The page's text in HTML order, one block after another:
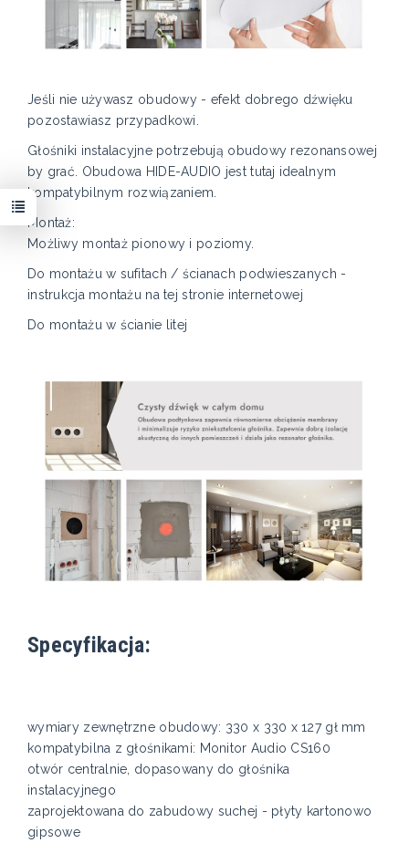
Jeśli nie używasz obudowy - efekt dobrego dźwięku
pozostawiasz przypadkowi.
Głośniki instalacyjne potrzebują obudowy rezonansowej
by grać. Obudowa HIDE-AUDIO jest tutaj idealnym
kompatybilnym rozwiązaniem.
Montaż:
Możliwy montaż pionowy i poziomy.
Do montażu w sufitach / ścianach podwieszanych -
instrukcja montażu na tej stronie internetowej
Do montażu w ścianie litej
Specyfikacja:
wymiary zewnętrzne obudowy: 330 x 330 x 127 gł mm
kompatybilna z głośnikami: Monitor Audio CS160
otwór centralnie, dopasowany do głośnika
instalacyjnego
zaprojektowana do zabudowy suchej - płyty kartonowo
gipsowe